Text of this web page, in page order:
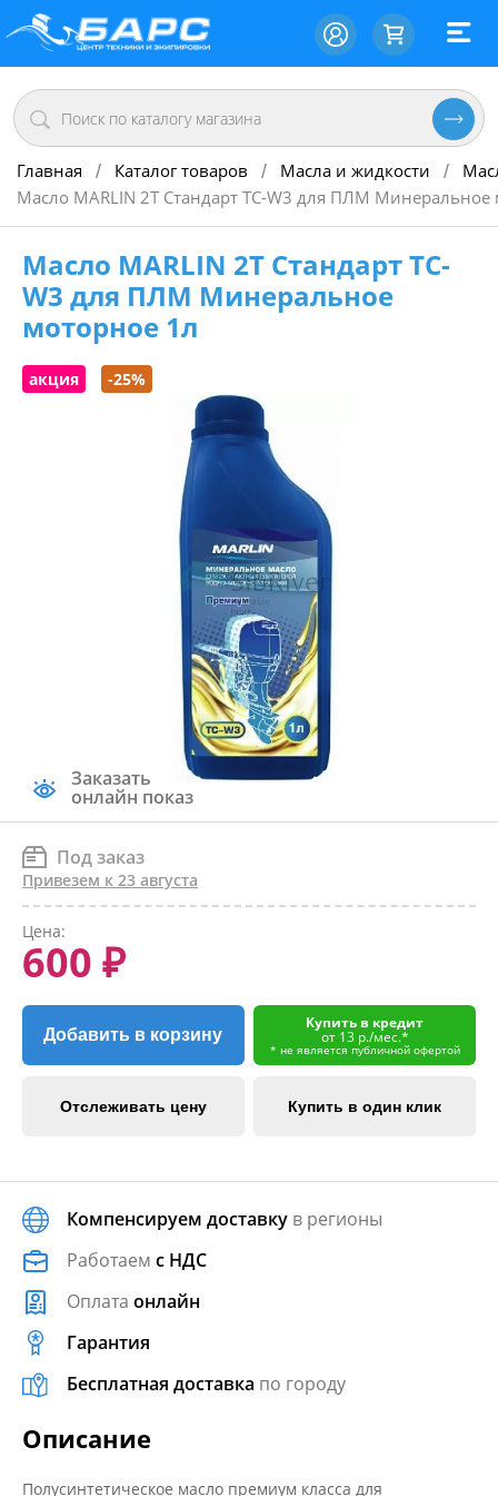
Главная / Каталог товаров / Масла и жидкости /
Масло MARLIN 2Т Стандарт TC-W3 для ПЛМ Минеральное
Масло MARLIN 2Т Стандарт TC-
W3 для ПЛМ Минеральное
моторное 1л
акция -25%
Заказать
онлайн показ
Под заказ
Привезем к 23 августа
Цена:
600 ₽
Добавить в корзину
Купить в кредит
от 13 р./мес.*
* не является публичной офертой
Отслеживать цену Купить в один клик
Компенсируем доставку в регионы
Работаем с НДС
Оплата онлайн
Гарантия
Бесплатная доставка по городу
Описание
Полусинтетическое масло премиум класса для